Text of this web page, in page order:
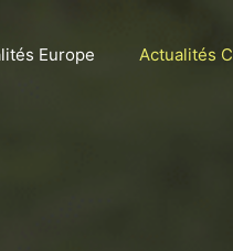
Europe Actualités